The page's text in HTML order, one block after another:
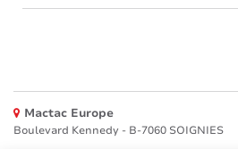
Mactac Europe
Boulevard Kennedy - B-7060 SOIGNIES